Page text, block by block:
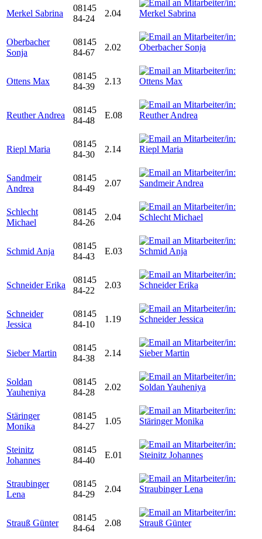
Merkel Sabrina
08145
84-24
2.04
Oberbacher
Sonja
08145
84-67
2.02
Ottens Max
08145
84-39
2.13
Reuther Andrea
08145
84-48
E.08
Riepl Maria
08145
84-30
2.14
Sandmeir
Andrea
08145
84-49
2.07
Schlecht
Michael
08145
84-26
2.04
Schmid Anja
08145
84-43
E.03
Schneider Erika
08145
84-22
2.03
Schneider
Jessica
08145
84-10
1.19
Sieber Martin
08145
84-38
2.14
Soldan
Yauheniya
08145
84-28
2.02
Stäringer
Monika
08145
84-27
1.05
Steinitz
Johannes
08145
84-40
E.01
Straubinger
Lena
08145
84-29
2.04
Strauß Günter
08145
84-64
2.08